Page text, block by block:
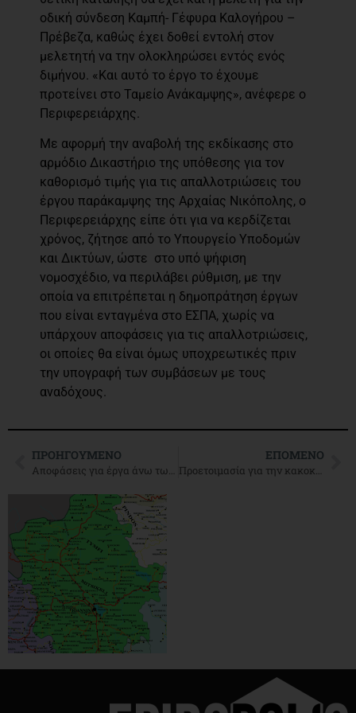
οδική σύνδεση Καμπή- Γέφυρα Καλογήρου –
Πρέβεζα, καθώς έχει δοθεί εντολή στον
μελετητή να την ολοκληρώσει εντός ενός
διμήνου. «Και αυτό το έργο το έχουμε
προτείνει στο Ταμείο Ανάκαμψης», ανέφερε ο
Περιφερειάρχης.
Με αφορμή την αναβολή της εκδίκασης στο
αρμόδιο Δικαστήριο της υπόθεσης για τον
καθορισμό τιμής για τις απαλλοτριώσεις του
έργου παράκαμψης της Αρχαίας Νικόπολης, ο
Περιφερειάρχης είπε ότι για να κερδίζεται
χρόνος, ζήτησε από το Υπουργείο Υποδομών
και Δικτύων, ώστε στο υπό ψήφιση
νομοσχέδιο, να περιλάβει ρύθμιση, με την
οποία να επιτρέπεται η δημοπράτηση έργων
που είναι ενταγμένα στο ΕΣΠΑ, χωρίς να
υπάρχουν αποφάσεις για τις απαλλοτριώσεις,
οι οποίες θα είναι όμως υποχρεωτικές πριν
την υπογραφή των συμβάσεων με τους
αναδόχους.
ΠΡΟΗΓΟΎΜΕΝΟ
Αποφάσεις για έργα άνω των 11.5 εκ. ευρώ έλαβε σήμερα η Οικονομική Επιτροπή
ΕΠΌΜΕΝΟ
Προετοιμασία για την κακοκαιρία- Διανομή αλατιού